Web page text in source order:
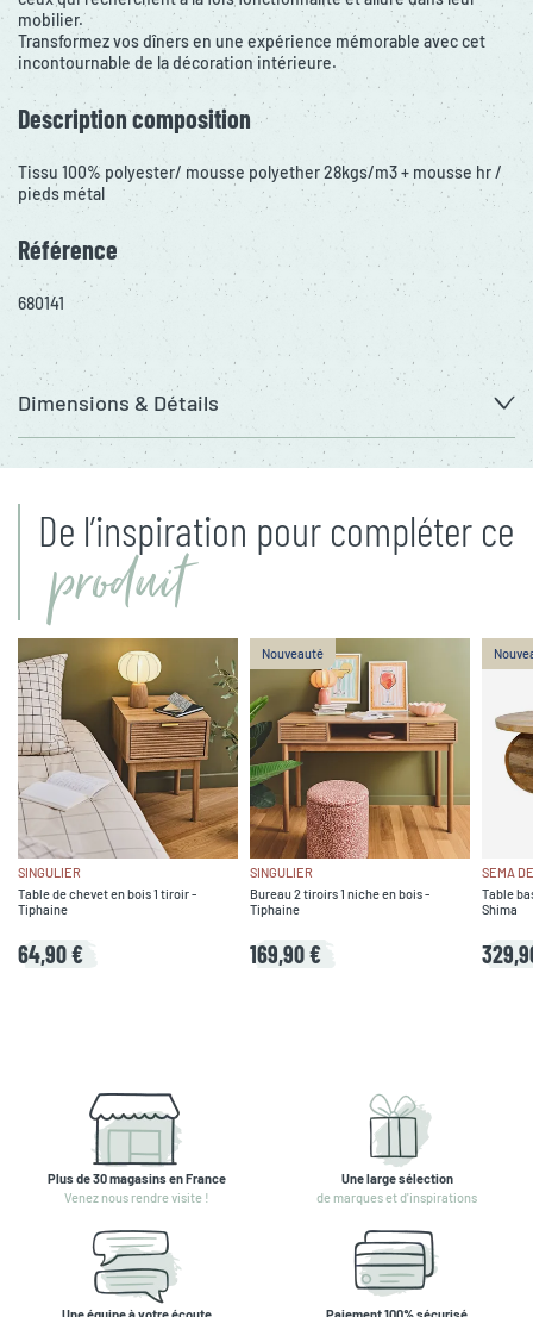
mobilier.
Transformez vos dîners en une expérience mémorable avec cet
incontournable de la décoration intérieure.
Description composition
Tissu 100% polyester/ mousse polyether 28kgs/m3 + mousse hr /
pieds métal
Référence
680141
Dimensions & Détails
De l’inspiration pour compléter ce
produit
SINGULIER
Table de chevet en bois 1 tiroir -
Tiphaine
64,90 €
Nouveauté
SINGULIER
Bureau 2 tiroirs 1 niche en bois -
Tiphaine
169,90 €
SEMA
Table
Shima
Plus de 30 magasins en France
Venez nous rendre visite !
Une large sélection
de marques et d'inspirations
Une équipe à votre écoute
Paiement 100% sécurisé